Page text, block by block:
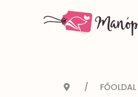
FŐOLDAL